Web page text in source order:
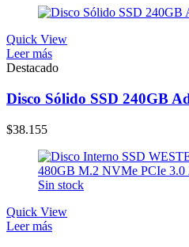
Quick View
Leer más
Destacado
Disco Sólido SSD 240GB
$38.155
Sin stock
Quick View
Leer más